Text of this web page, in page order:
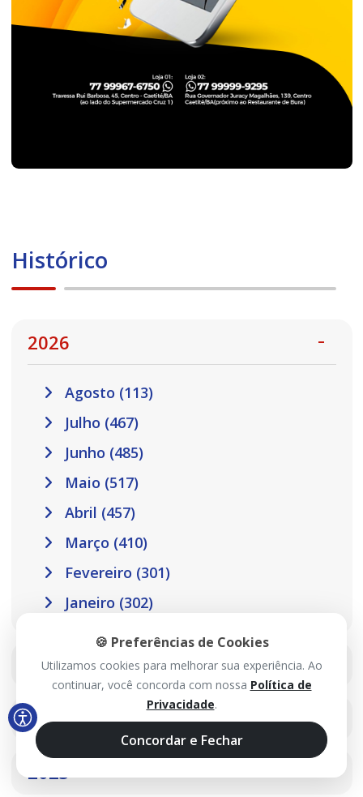
Histórico
2026
Agosto (113)
Julho (467)
Junho (485)
Maio (517)
Abril (457)
Março (410)
Fevereiro (301)
Janeiro (302)
2025
2024
2023
🍪 Preferências de Cookies
Utilizamos cookies para melhorar sua experiência. Ao
continuar, você concorda com nossa Política de
Privacidade.
Concordar e Fechar